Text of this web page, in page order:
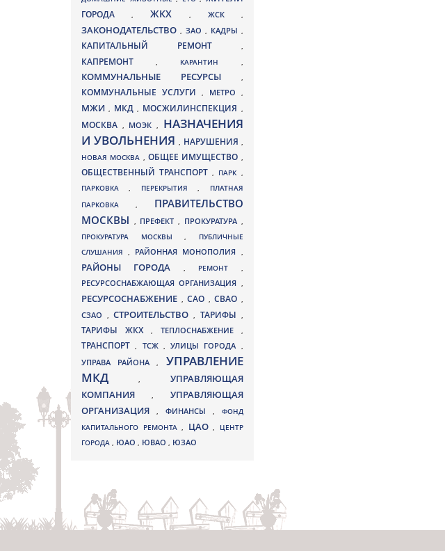
ГОРОДА
, ЖКХ , ЖСК ,
ЗАКОНОДАТЕЛЬСТВО , ЗАО , КАДРЫ ,
КАПИТАЛЬНЫЙ РЕМОНТ ,
КАПРЕМОНТ , КАРАНТИН ,
КОММУНАЛЬНЫЕ РЕСУРСЫ ,
КОММУНАЛЬНЫЕ УСЛУГИ , МЕТРО ,
МЖИ, МКД , МОСЖИЛИНСПЕКЦИЯ ,
МОСКВА , МОЭК ,
НАЗНАЧЕНИЯ
И УВОЛЬНЕНИЯ , НАРУШЕНИЯ ,
НОВАЯ МОСКВА , ОБЩЕЕ ИМУЩЕСТВО ,
ОБЩЕСТВЕННЫЙ ТРАНСПОРТ, ПАРК ,
ПАРКОВКА, ПЕРЕКРЫТИЯ,
ПЛАТНАЯ
ПАРКОВКА ,
ПРАВИТЕЛЬСТВО
МОСКВЫ , ПРЕФЕКТ, ПРОКУРАТУРА ,
ПРОКУРАТУРА МОСКВЫ ,
ПУБЛИЧНЫЕ
СЛУШАНИЯ, РАЙОННАЯ МОНОПОЛИЯ ,
РАЙОНЫ ГОРОДА , РЕМОНТ ,
РЕСУРСОСНАБЖАЮЩАЯ ОРГАНИЗАЦИЯ ,
РЕСУРСОСНАБЖЕНИЕ , САО , СВАО ,
СЗАО ,СТРОИТЕЛЬСТВО, ТАРИФЫ ,
ТАРИФЫ ЖКХ , ТЕПЛОСНАБЖЕНИЕ ,
ТРАНСПОРТ, ТСЖ , УЛИЦЫ ГОРОДА ,
УПРАВА РАЙОНА, УПРАВЛЕНИЕ
МКД, УПРАВЛЯЮЩАЯ
КОМПАНИЯ
, УПРАВЛЯЮЩАЯ
ОРГАНИЗАЦИЯ
, ФИНАНСЫ , ФОНД
КАПИТАЛЬНОГО РЕМОНТА , ЦАО ,
ЦЕНТР
ГОРОДА , ЮАО , ЮВАО , ЮЗАО